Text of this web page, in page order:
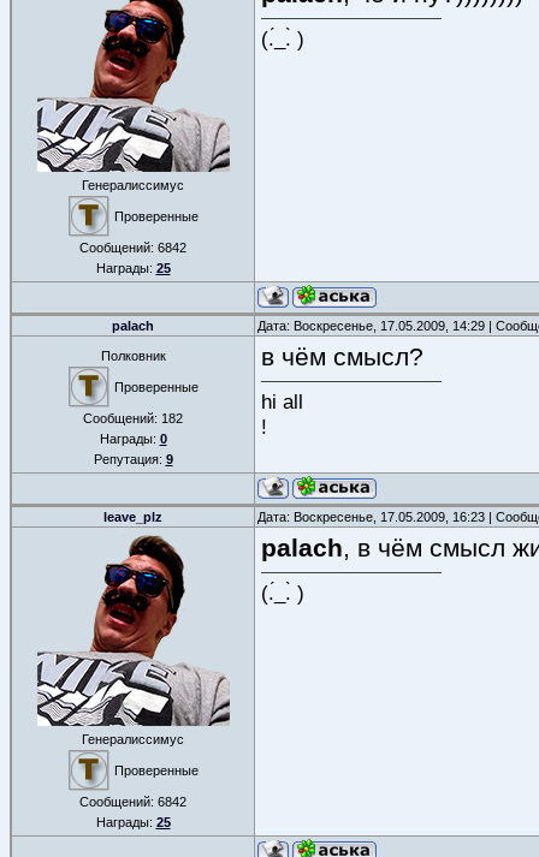
Генералиссимус
Проверенные
Сообщений: 6842
Награды: 25
(.́_.̀ )
palach Дата: Воскресенье, 17.05.2009, 14:29 |
Полковник
Проверенные
Сообщений: 182
Награды: 0
Репутация: 9
в чём смысл?
hi all
!
leave_plz Дата: Воскресенье, 17.05.2009, 16:23 |
Генералиссимус
Проверенные
Сообщений: 6842
Награды: 25
palach, в чём смысл
(.́_.̀ )